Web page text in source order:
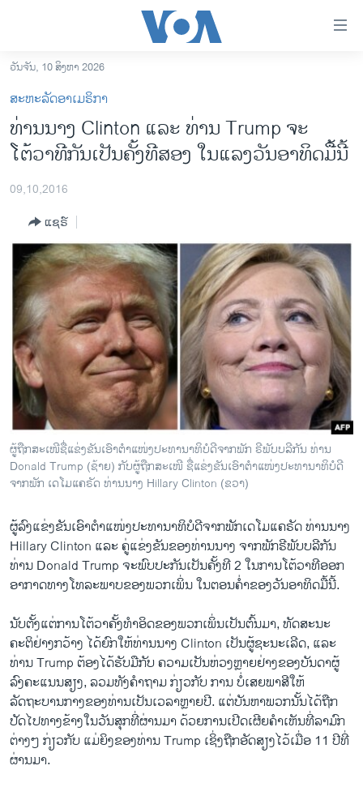
ເຂົ້າ
ຫາ
ຂ້າມ
ຂ້າມ
ຂ້າມ
ຫາ
ລາວ
ອາເມຣິກາ
ຂ່າວ​ຈີນ
ໂລກ
ເອເຊຍ
ອິດສະຫຼະພາບດ້ານການຂ່າວ
ຊີວິດຊາວລາວ
ຊຸມຊົນຊາວລາວ
ວິທະຍາສາດ-ເທັກໂນໂລຈີ
ທຸລະກິດ
ພາສາອັງກິດ
ວີດີໂອ
ສຽງ
ລາຍການກະຈາຍສຽງ
ລາຍງານ
ຕິດຕາມພວກເຮົາ ທີ່
ພາສາຕ່າງໆ
ວັນຈັນ, 10 ສິງຫາ 2026
ສະຫະລັດອາເມຣິກາ
ທ່ານນາງ Clinton ແລະ ທ່ານ Trump ຈະ
ໂຕ້ວາທີກັນເປັນຄັ້ງທີສອງ ໃນແລງວັນອາທິດມື້ນີ້
09,10,2016
ແຊຣ໌
ຜູ້ຖືກສະເໜີຊື່ແຂ່ງຂັນເອົາຕຳແໜ່ງປະທານາທິບໍດີຈາກພັກ ຣີພັບບລີກັນ ທ່ານ
Donald Trump (ຊ້າຍ) ກັບຜູ້ຖືກສະເໜີ ຊື່ແຂ່ງຂັນເອົາຕຳແໜ່ງປະທານາທິບໍດີ
ຈາກພັກ ເດໂມແຄຣັດ ທ່ານນາງ Hillary Clinton (ຂວາ)
ຜູ້ລົງແຂ່ງຂັນເອົາຕຳແໜ່ງປະທານາທິບໍດີຈາກພັກເດໂມແຄຣັດ ທ່ານນາງ
Hillary Clinton ແລະ ຄູ່ແຂ່ງຂັນຂອງທ່ານນາງ ຈາກພັກຣີພັບບລີກັນ
ທ່ານ Donald Trump ຈະພົບປະກັນເປັນຄັ້ງທີ 2 ໃນການໂຕ້ວາທີອອກ
ອາກາດທາງໂທລະພາບຂອງພວກເພິ່ນ ໃນຕອນຄ່ຳຂອງວັນອາທິດມື້ນີ້.
ນັບຕັ້ງແຕ່ການໂຕ້ວາຄັ້ງທຳອິດຂອງພວກເພິ່ນເປັນຕົ້ນມາ, ທັດສະນະ
ຄະຕິຢ່າງກວ້າງ ໄດ້ຍົກໃຫ້ທ່ານນາງ Clinton ເປັນຜູ້ຊະນະເລີດ, ແລະ
ທ່ານ Trump ຕ້ອງໄດ້ຮັບມືກັບ ຄວາມເປັນຫ່ວງຫຼາຍຢ່າງຂອງບັນດາຜູ້
ລົງຄະແນນສຽງ, ລວມທັງຄຳຖາມ ກ່ຽວກັບ ການ ບໍ່ເສຍພາສີໃຫ້
ລັດຖະບານກາງຂອງທ່ານເປັນເວລາຫຼາຍປີ. ແຕ່ບັນຫາພວກນັ້ນໄດ້ຖືກ
ປັດໄປທາງຂ້າງໃນວັນສຸກທີ່ຜ່ານມາ ດ້ວຍການເປີດເຜີຍຄຳເຫັນທີ່ລາມົກ
ຕ່າງໆ ກ່ຽວກັບ ແມ່ຍິງຂອງທ່ານ Trump ເຊິ່ງຖືກອັດສຽງໄວ້ເມື່ອ 11 ປີທີ່
ຜ່ານມາ.